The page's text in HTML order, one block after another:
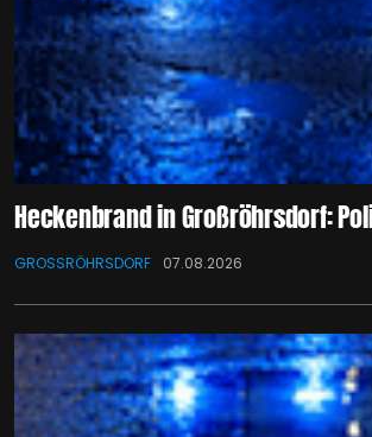
Heckenbrand in Großröhrsdorf:
GROSSRÖHRSDORF 07.08.2026